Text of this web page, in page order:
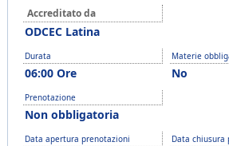
Accreditato da
ODCEC Latina
Durata
06:00 Ore
Materie
No
Prenotazione
Non obbligatoria
Data apertura prenotazioni Data chiusura